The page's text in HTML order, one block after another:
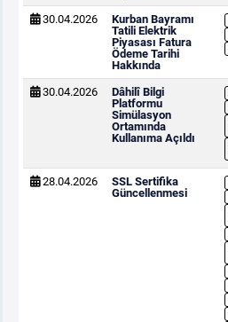
30.04.2026
Kurban Bayramı
Tatili Elektrik
Piyasası Fatura
Ödeme Tarihi
Hakkında
30.04.2026
Dâhilî Bilgi
Platformu
Simülasyon
Ortamında
Kullanıma Açıldı
28.04.2026
SSL Sertifika
Güncellenmesi